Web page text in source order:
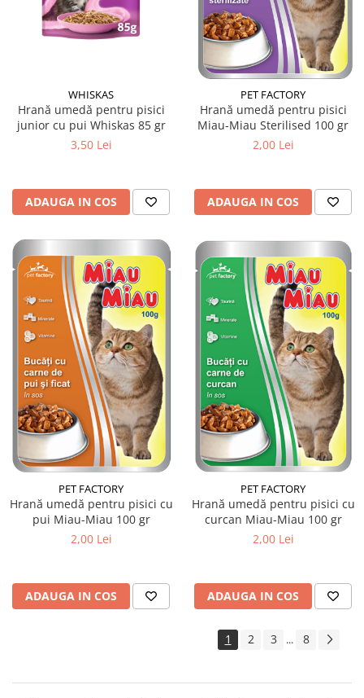
WHISKAS
Hrană umedă pentru pisici
junior cu pui Whiskas 85 gr
3,50 Lei
ADAUGA IN COS
PET FACTORY
Hrană umedă pentru pisici
Miau-Miau Sterilised 100 gr
2,00 Lei
ADAUGA IN COS
PET FACTORY
Hrană umedă pentru pisici cu
pui Miau-Miau 100 gr
2,00 Lei
ADAUGA IN COS
PET FACTORY
Hrană umedă pentru pisici cu
curcan Miau-Miau 100 gr
2,00 Lei
ADAUGA IN COS
1 2 3 ... 8